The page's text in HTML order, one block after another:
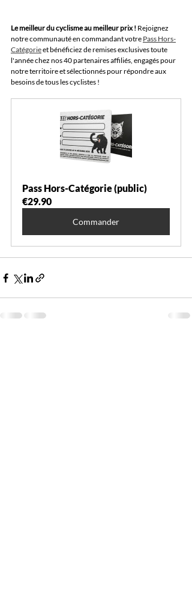
Le meilleur du cyclisme au meilleur prix ! Rejoignez
notre communauté en commandant votre Pass Hors-
Catégorie et bénéficiez de remises exclusives toute
l'année chez nos 40 partenaires affiliés, engagés pour
notre territoire et sélectionnés pour répondre aux
besoins de tous les cyclistes !
Pass Hors-Catégorie (public)
€29.90
Commander